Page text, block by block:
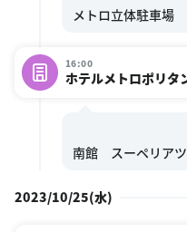
16:00
ホテルメトロポリタ
2023/10/25(水)